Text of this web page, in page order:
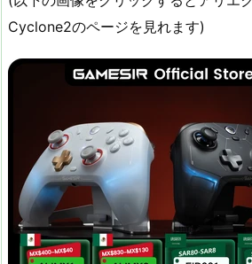
Cyclone2のページを見れます)